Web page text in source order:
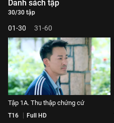
Danh sách tập
30/30 tập
01-30 31-60
Tập 1A. Thu thập chứng cứ
T16 Full HD